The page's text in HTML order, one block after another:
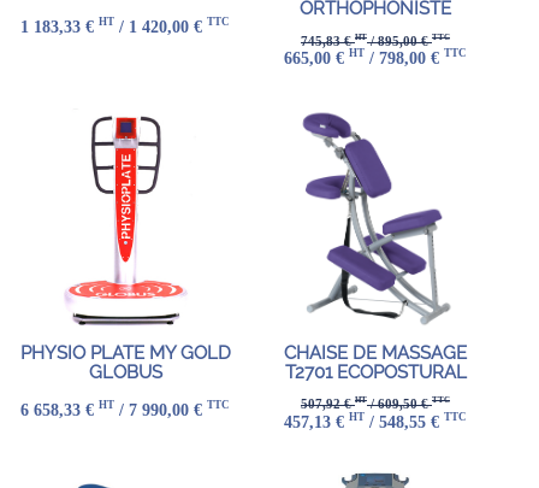
1 183,33 € HT / 1 420,00 € TTC
ORTHOPHONISTE
745,83 €HT/ 895,00 €TTC
665,00 € HT / 798,00 € TTC
PHYSIO PLATE MY GOLD
GLOBUS
6 658,33 € HT / 7 990,00 € TTC
CHAISE DE MASSAGE
T2701 ECOPOSTURAL
507,92 €HT/ 609,50 €TTC
457,13 € HT / 548,55 € TTC